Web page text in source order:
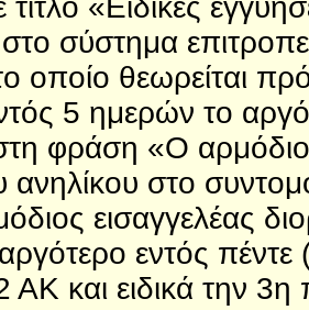
«Ειδικές
σύστημα
οποίο θεωρείται
5 ημερών το
φράση «Ο
ανηλίκου στο
εισαγγελέας
αργότερο εντός
ΑΚ και ειδικά την